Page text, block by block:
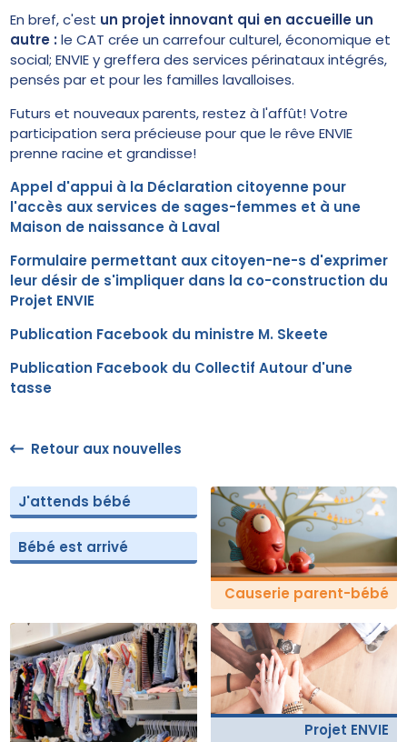
J'attends bébé
Bébé est arrivé
Causerie parent-bébé
Projet ENVIE
En bref, c'est un projet innovant qui en accueille un
autre :le CAT crée un carrefour culturel, économique et
social; ENVIE y greffera des services périnataux intégrés,
pensés par et pour les familles lavalloises.
Futurs et nouveaux parents, restez à l'affût! Votre
participation sera précieuse pour que le rêve ENVIE
prenne racine et grandisse!
Appel d'appui à la Déclaration citoyenne pour
l'accès aux services de sages-femmes et à une
Maison de naissance à Laval
Formulaire permettant aux citoyen-ne-s d'exprimer
leur désir de s'impliquer dans la co-construction du
Projet ENVIE
Publication Facebook du ministre M. Skeete
Publication Facebook du Collectif Autour d'une
tasse
Retour aux nouvelles